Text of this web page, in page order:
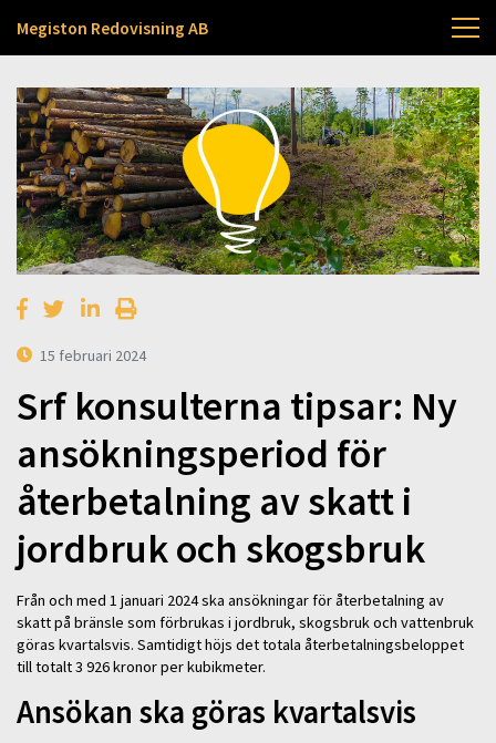
Megiston Redovisning AB
15 februari 2024
Srf konsulterna tipsar: Ny
ansökningsperiod för
återbetalning av skatt i
jordbruk och skogsbruk
Från och med 1 januari 2024 ska ansökningar för återbetalning av
skatt på bränsle som förbrukas i jordbruk, skogsbruk och vattenbruk
göras kvartalsvis. Samtidigt höjs det totala återbetalningsbeloppet
till totalt 3 926 kronor per kubikmeter.
Ansökan ska göras kvartalsvis